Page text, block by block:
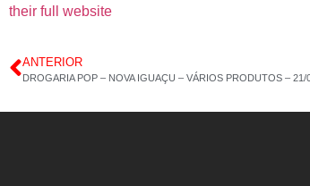
their full website
ANTERIOR
DROGARIA POP – NOVA IGUAÇU – VÁRIOS PRODUTOS – 21/